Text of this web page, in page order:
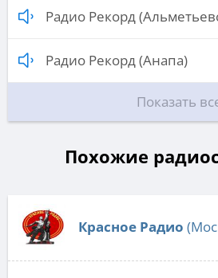
Радио Рекорд
Радио Рекорд (Анапа)
Показать
Похожие
Красное Радио